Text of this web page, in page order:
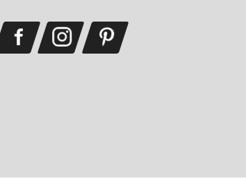
See our FacebookSee our Instagram
See our Pinterest